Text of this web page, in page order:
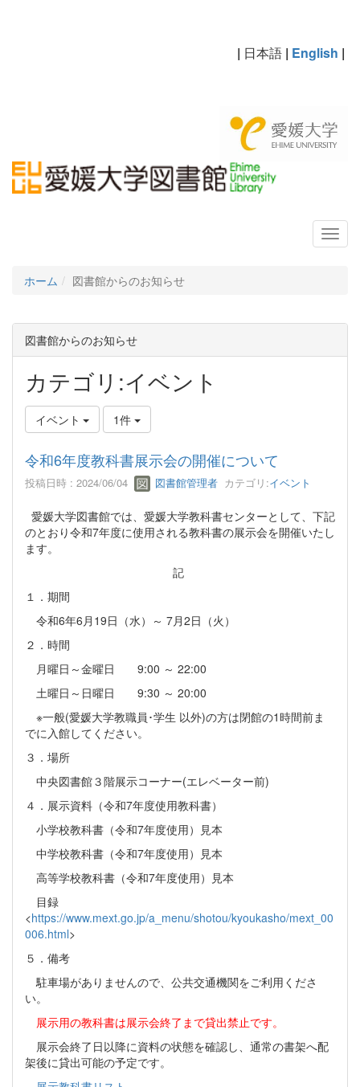
| 日本語 | English |
ホーム 図書館からのお知らせ
図書館からのお知らせ
カテゴリ:イベント
イベント 1件
令和6年度教科書展示会の開催について
投稿日時 : 2024/06/04 図書館管理者 カテゴリ:イベント
愛媛大学図書館では、愛媛大学教科書センターとして、下記
のとおり令和7年度に使用される教科書の展示会を開催いたし
ます。
記
１．期間
令和6年6月19日（水）～ 7月2日（火）
２．時間
月曜日～金曜日 9:00 ～ 22:00
土曜日～日曜日 9:30 ～ 20:00
※一般(愛媛大学教職員･学生 以外)の方は閉館の1時間前ま
でに入館してください。
３．場所
中央図書館３階展示コーナー(エレベーター前)
４．展示資料（令和7年度使用教科書）
小学校教科書（令和7年度使用）見本
中学校教科書（令和7年度使用）見本
高等学校教科書（令和7年度使用）見本
目録
<https://www.mext.go.jp/a_menu/shotou/kyoukasho/mext_00
006.html>
５．備考
駐車場がありませんので、公共交通機関をご利用くださ
い。
展示用の教科書は展示会終了まで貸出禁止です。
展示会終了日以降に資料の状態を確認し、通常の書架へ配
架後に貸出可能の予定です。